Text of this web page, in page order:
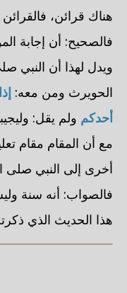
هناك قرائن، فالقرائن
فالصحيح: أن إجابة
ويدل لهذا أن النبي
الحويرث ومن معه:
أحدكم ولم يقل:
مع أن المقام مقام
أخرى إلى النبي صلى
فالصواب: أنه سنة
هذا الحديث الذي